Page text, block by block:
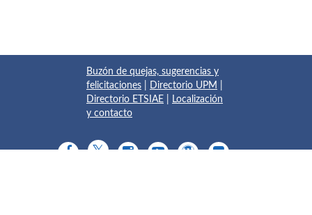
Buzón de quejas, sugerencias y
felicitaciones
Directorio UPM
Directorio ETSIAE
Localización
y contacto